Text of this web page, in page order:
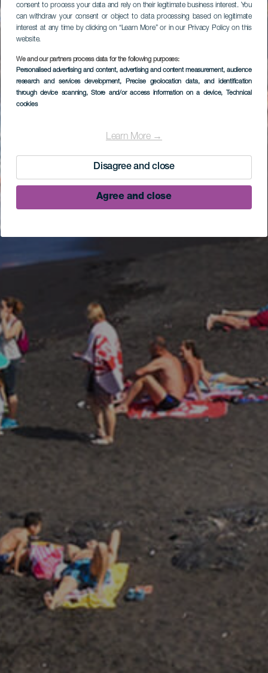
consent to process your data and rely on their legitimate business interest. You
can withdraw your consent or object to data processing based on legitimate
interest at any time by clicking on “Learn More” or in our Privacy Policy on this
website.
We and our partners process data for the following purposes:
Personalised advertising and content, advertising and content measurement, audience
research and services development, Precise geolocation data, and identification
through device scanning, Store and/or access information on a device, Technical
cookies
Learn More →
Disagree and close
Agree and close